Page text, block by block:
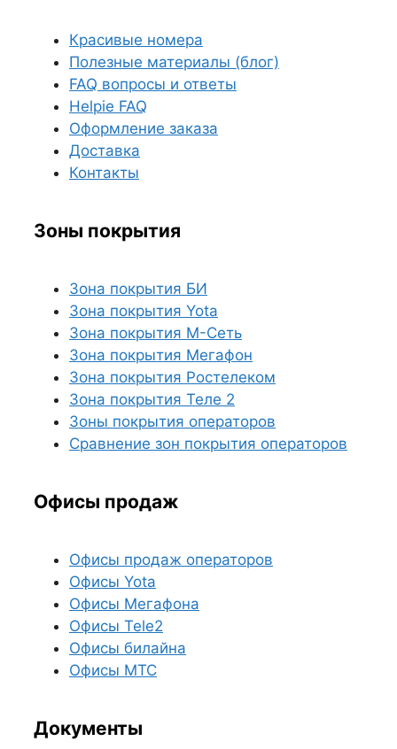
Красивые номера
Полезные материалы (блог)
FAQ вопросы и ответы
Helpie FAQ
Оформление заказа
Доставка
Контакты
Зоны покрытия
Зона покрытия БИ
Зона покрытия Yota
Зона покрытия М-Сеть
Зона покрытия Мегафон
Зона покрытия Ростелеком
Зона покрытия Теле 2
Зоны покрытия операторов
Сравнение зон покрытия операторов
Офисы продаж
Офисы продаж операторов
Офисы Yota
Офисы Мегафона
Офисы Tele2
Офисы билайна
Офисы МТС
Документы